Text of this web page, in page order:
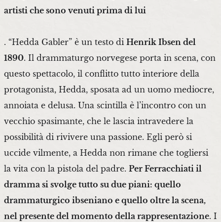
artisti che sono venuti prima di lui
. “Hedda Gabler” è un testo di Henrik Ibsen del
1890. Il drammaturgo norvegese porta in scena, con
questo spettacolo, il conflitto tutto interiore della
protagonista, Hedda, sposata ad un uomo mediocre,
annoiata e delusa. Una scintilla è l’incontro con un
vecchio spasimante, che le lascia intravedere la
possibilità di rivivere una passione. Egli però si
uccide vilmente, a Hedda non rimane che togliersi
la vita con la pistola del padre. Per Ferracchiati il
dramma si svolge tutto su due piani: quello
drammaturgico ibseniano e quello oltre la scena,
nel presente del momento della rappresentazione. I